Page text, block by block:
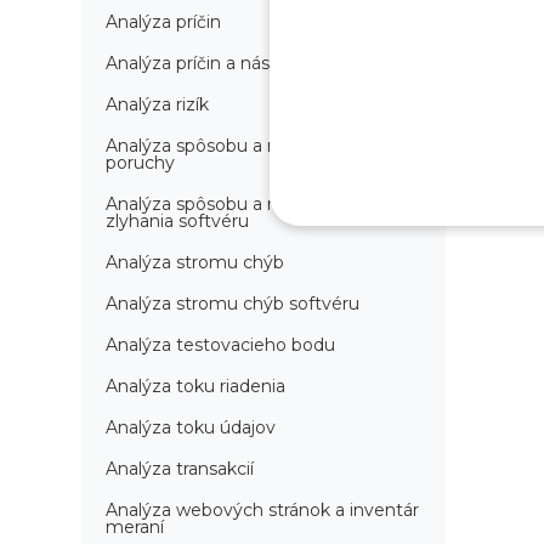
Analýza príčin
Analýza príčin a následkov
Analýza rizík
Analýza spôsobu a následkov
poruchy
Analýza spôsobu a následkov
zlyhania softvéru
Analýza stromu chýb
Analýza stromu chýb softvéru
Analýza testovacieho bodu
Analýza toku riadenia
Analýza toku údajov
Analýza transakcií
Analýza webových stránok a inventár
meraní